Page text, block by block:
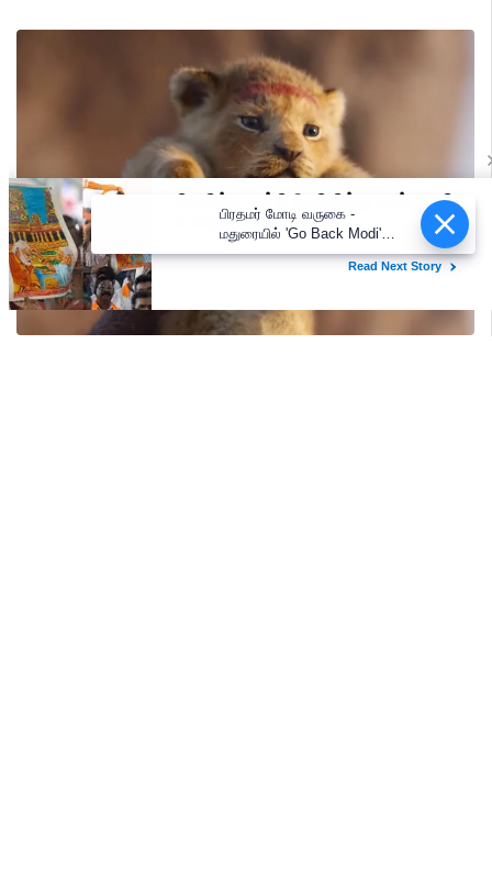
பிரதமர் மோடி வருகை -
மதுரையில் 'Go Back Modi'
போஸ்டர்களால் பரபரப்பு!